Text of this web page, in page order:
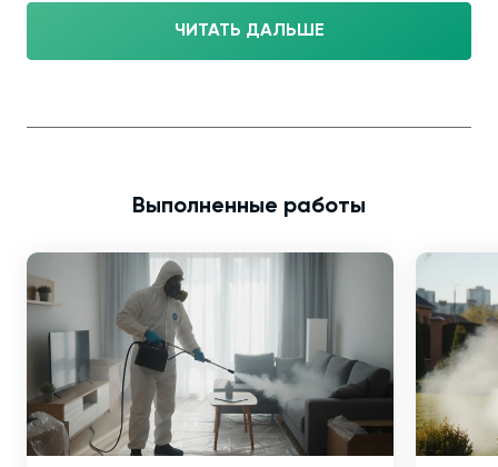
ЧИТАТЬ ДАЛЬШЕ
Выполненные работы